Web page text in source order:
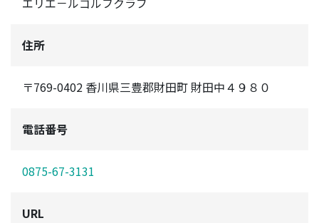
住所
〒769-0402 香川県三豊郡財田町 財田中４９８０
電話番号
0875-67-3131
URL